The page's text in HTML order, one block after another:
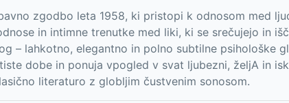
zgodbo leta 1958, ki pristopi k odnosom med
in intimne trenutke med liki, ki se srečujejo in
– lahkotno, elegantno in polno subtilne psihološke
dobe in ponuja vpogled v svat ljubezni, željA in
literaturo z globljim čustvenim sonosom.